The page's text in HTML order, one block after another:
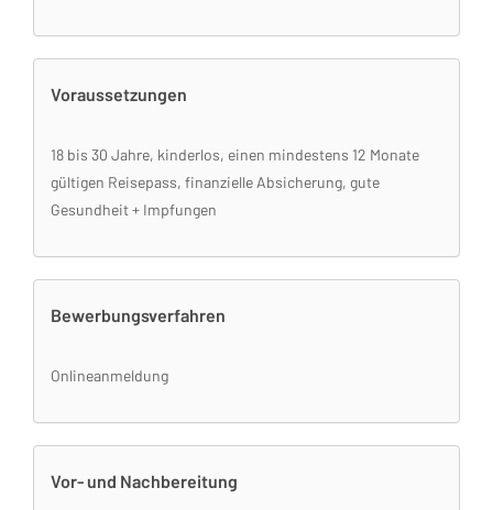
Voraussetzungen
18 bis 30 Jahre, kinderlos, einen mindestens 12 Monate
gültigen Reisepass, finanzielle Absicherung, gute
Gesundheit + Impfungen
Bewerbungsverfahren
Onlineanmeldung
Vor- und Nachbereitung